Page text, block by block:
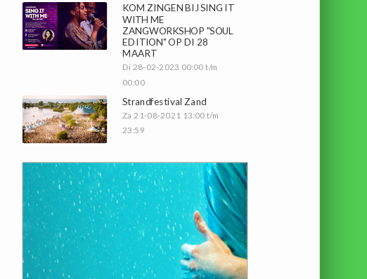
KOM ZINGEN BIJ SING IT
WITH ME
ZANGWORKSHOP "SOUL
EDITION" OP DI 28
MAART
Di 28-02-2023 00:00 t/m
00:00
Strandfestival Zand
Za 21-08-2021 13:00 t/m
23:59